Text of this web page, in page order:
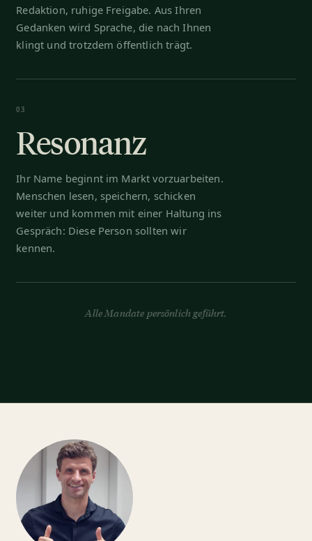
Redaktion, ruhige Freigabe. Aus Ihren
Gedanken wird Sprache, die nach Ihnen
klingt und trotzdem öffentlich trägt.
03
Resonanz
Ihr Name beginnt im Markt vorzuarbeiten.
Menschen lesen, speichern, schicken
weiter und kommen mit einer Haltung ins
Gespräch: Diese Person sollten wir
kennen.
Alle Mandate persönlich geführt.